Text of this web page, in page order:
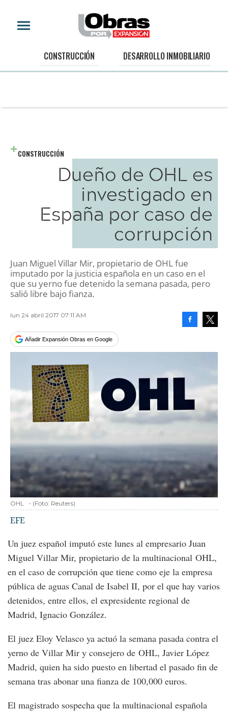
CONSTRUCCIÓN DESARROLLO INMOBILIARIO
CONSTRUCCIÓN
Dueño de OHL es
investigado en
España por caso de
corrupción
Juan Miguel Villar Mir, propietario de OHL fue
imputado por la justicia española en un caso en el
que su yerno fue detenido la semana pasada, pero
salió libre bajo fianza.
lun 24 abril 2017 07:11 AM
Añadir Expansión Obras en Google
OHL - (Foto: Reuters)
EFE
Un juez español imputó este lunes al empresario Juan
Miguel Villar Mir, propietario de la multinacional OHL,
en el caso de corrupción que tiene como eje la empresa
pública de aguas Canal de Isabel II, por el que hay varios
detenidos, entre ellos, el expresidente regional de
Madrid, Ignacio González.
El juez Eloy Velasco ya actuó la semana pasada contra el
yerno de Villar Mir y consejero de OHL, Javier López
Madrid, quien ha sido puesto en libertad el pasado fin de
semana tras abonar una fianza de 100,000 euros.
El magistrado sospecha que la multinacional española